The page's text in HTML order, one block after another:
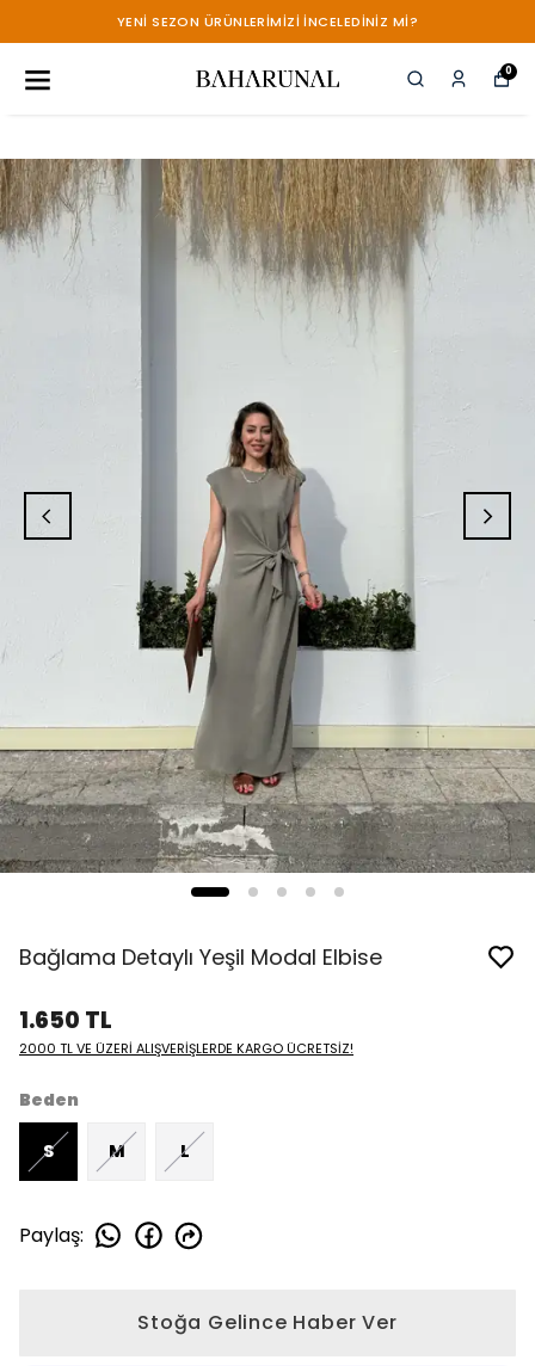
YENİ SEZON ÜRÜNLERİMİZİ İNCELEDİNİZ Mİ?
0
Bağlama Detaylı Yeşil Modal Elbise
1.650 TL
2000 TL VE ÜZERİ ALIŞVERİŞLERDE KARGO ÜCRETSİZ!
Beden
S M L
Paylaş:
Stoğa Gelince Haber Ver